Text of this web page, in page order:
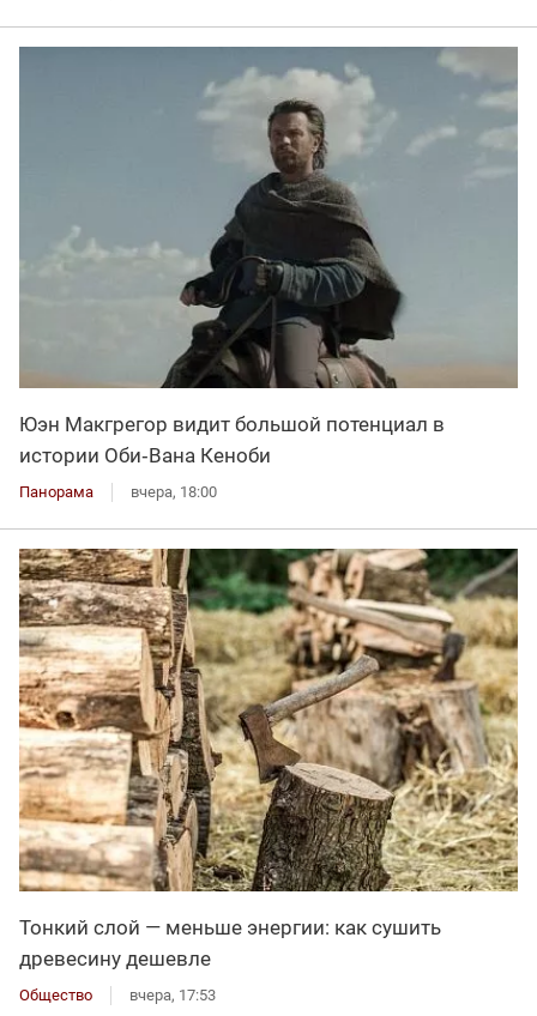
Юэн Макгрегор видит большой потенциал в
истории Оби‑Вана Кеноби
Панорама вчера, 18:00
Тонкий слой — меньше энергии: как сушить
древесину дешевле
Общество вчера, 17:53